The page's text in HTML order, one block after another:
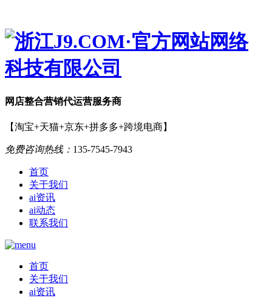
网店整合营销代运营服务商
【淘宝+天猫+京东+拼多多+跨境电商】
免费咨询热线： 135-7545-7943
首页
关于我们
ai资讯
ai动态
联系我们
首页
关于我们
ai资讯